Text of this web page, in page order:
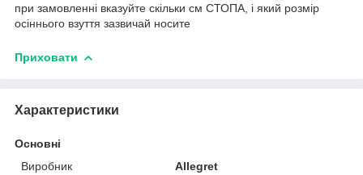
при замовленні вказуйте скільки см СТОПА, і який розмір
осіннього взуття зазвичай носите
Приховати
Характеристики
Основні
Виробник
Allegret